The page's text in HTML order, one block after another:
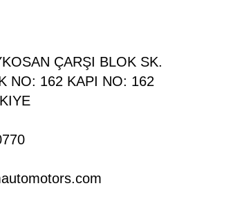
ÇARŞI BLOK SK.
NO: 162 KAPI NO: 162